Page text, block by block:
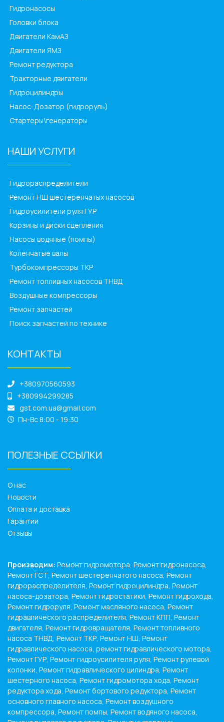
Гидронасосы
Головки блока
Двигатели КамАЗ
Двигатели ЯМЗ
Ремонт редуктора
Тракторные двигатели
Гидроцилиндры
Насос-Дозатор (гидроруль)
Стартеры\генераторы
НАШИ УСЛУГИ
Гидрораспределители
Ремонт НШ шестеренчатых насосов
Гидроусилители руля ГУР
Корзины и диски сцепления
Насосы водяные (помпы)
Коленчатые валы
Турбокомпрессоры ТКР
Ремонт топливных насосов ТНВД
Воздушные компрессоры
Ремонт запчастей
Поиск запчастей по технике
КОНТАКТЫ
+380970560593
+380994299285
gst.com.ua@gmail.com
Пн-Вс 8:00 - 19:30
ПОЛЕЗНЫЕ ССЫЛКИ
О нас
Новости
Оплата и доставка
Гарантии
Отзывы
Производим: Ремонт гидромотора, Ремонт гидронасоса,
Ремонт ГСТ, Ремонт шестеренчатого насоса, Ремонт
гидрораспределителя, Ремонт гидроцилиндра, Ремонт
насоса-дозатора, Ремонт гидростатики, Ремонт гидрохода,
Ремонт гидроруля, Ремонт масляного насоса, Ремонт
гидравлического распределителя, Ремонт КПП, Ремонт
двигателя, Ремонт гидровращателя, Ремонт топливного
насоса ТНВД, Ремонт ТКР, Ремонт НШ, Ремонт
гидравлического насоса, ремонт гидравлического мотора,
Ремонт ГУР, Ремонт гидроусилителя руля, Ремонт рулевой
колонки, Ремонт гидравлического цилиндра, Ремонт
шестерного насоса, Ремонт гидромотора хода, Ремонт
редуктора хода, Ремонт бортового редуктора, Ремонт
основного главного насоса, Ремонт воздушного
компрессора, Ремонт помпы, Ремонт водяного насоса,